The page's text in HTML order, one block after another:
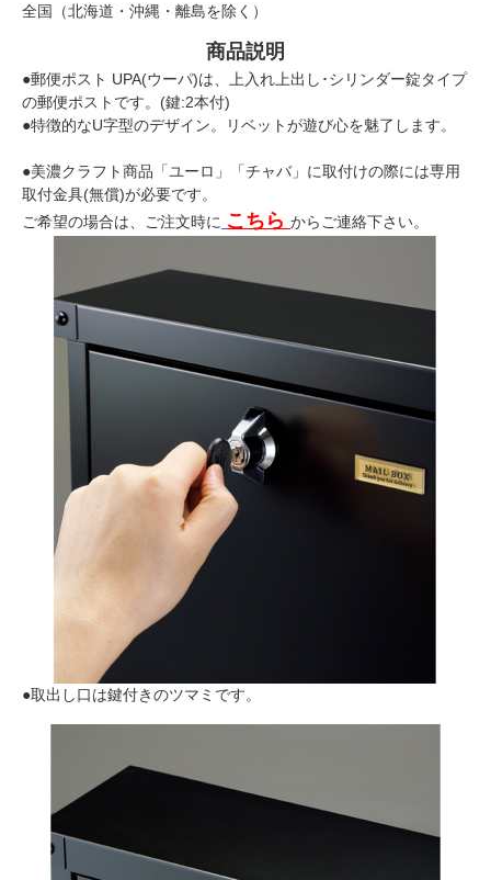
全国（北海道・沖縄・離島を除く）
商品説明
●郵便ポスト UPA(ウーパ)は、上入れ上出し･シリンダー錠タイプ
の郵便ポストです。(鍵:2本付)
●特徴的なU字型のデザイン。リベットが遊び心を魅了します。
●美濃クラフト商品「ユーロ」「チャバ」に取付けの際には専用
取付金具(無償)が必要です。
ご希望の場合は、ご注文時に こちら からご連絡下さい。
●取出し口は鍵付きのツマミです。